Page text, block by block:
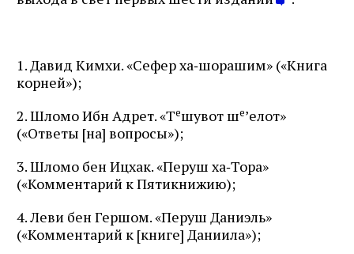
1. Давид Кимхи. «Сефер ха‑шорашим» («Книга
корней»);
2. Шломо Ибн Адрет. «Тешувот ше’елот»
(«Ответы [на] вопросы»);
3. Шломо бен Ицхак. «Перуш ха‑Тора»
(«Комментарий к Пятикнижию);
4. Леви бен Гершом. «Перуш Даниэль»
(«Комментарий к [книге] Даниила»);